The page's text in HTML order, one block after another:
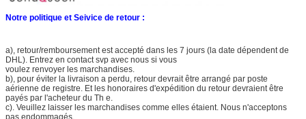
Notre politique et Seivice de retour :
a), retour/remboursement est accepté dans les 7 jours (la date dépendent de
DHL). Entrez en contact svp avec nous si vous
voulez renvoyer les marchandises.
b), pour éviter la livraison a perdu, retour devrait être arrangé par poste
aérienne de registre. Et les honoraires d'expédition du retour devraient être
payés par l'acheteur du Th e.
c). Veuillez laisser les marchandises comme elles étaient. Nous n'acceptons